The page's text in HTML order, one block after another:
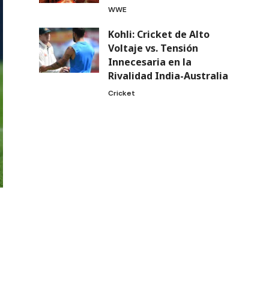
WWE
Kohli: Cricket de Alto
Voltaje vs. Tensión
Innecesaria en la
Rivalidad India-Australia
Cricket